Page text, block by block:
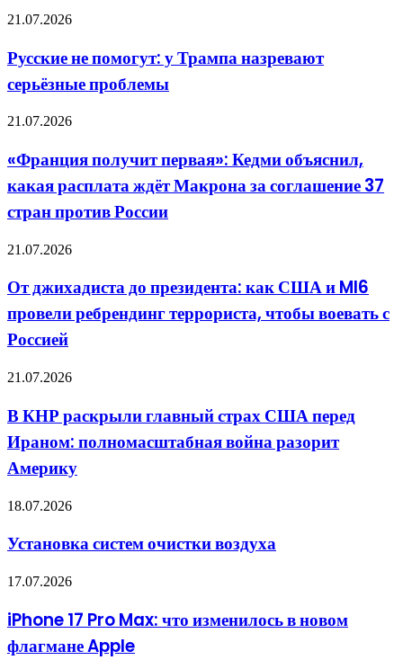
конец
ведут
Русские
помогут:
у
Трампа
серьёзные
21.07.2026
Русские не помогут: у Трампа назревают
серьёзные проблемы
«Франция
первая»:
Кедми
объяснил,
расплата
Макрона
соглашение
37
стран
против
России
21.07.2026
«Франция получит первая»: Кедми объяснил,
какая расплата ждёт Макрона за соглашение 37
стран против России
От
до
президента:
как
и
провели
террориста,
чтобы
воевать
с
Россией
21.07.2026
От джихадиста до президента: как США и MI6
провели ребрендинг террориста, чтобы воевать с
Россией
В
раскрыли
главный
страх
перед
полномасштабная
разорит
Америку
21.07.2026
В КНР раскрыли главный страх США перед
Ираном: полномасштабная война разорит
Америку
Установка
очистки
воздуха
18.07.2026
Установка систем очистки воздуха
iPhone
Pro
Max:
что
17.07.2026
iPhone 17 Pro Max: что изменилось в новом
флагмане Apple